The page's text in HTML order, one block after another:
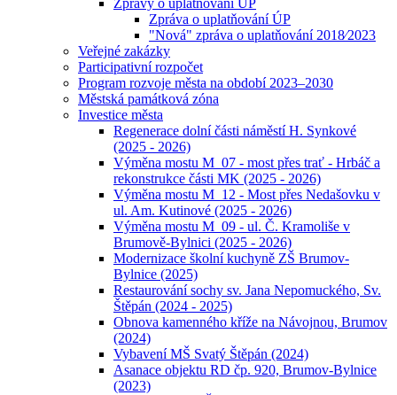
Zprávy o uplatňování ÚP
Zpráva o uplatňování ÚP
"Nová" zpráva o uplatňování 2018⁄2023
Veřejné zakázky
Participativní rozpočet
Program rozvoje města na období 2023–2030
Městská památková zóna
Investice města
Regenerace dolní části náměstí H. Synkové
(2025 - 2026)
Výměna mostu M_07 - most přes trať - Hrbáč a
rekonstrukce části MK (2025 - 2026)
Výměna mostu M_12 - Most přes Nedašovku v
ul. Am. Kutinové (2025 - 2026)
Výměna mostu M_09 - ul. Č. Kramoliše v
Brumově-Bylnici (2025 - 2026)
Modernizace školní kuchyně ZŠ Brumov-
Bylnice (2025)
Restaurování sochy sv. Jana Nepomuckého, Sv.
Štěpán (2024 - 2025)
Obnova kamenného kříže na Návojnou, Brumov
(2024)
Vybavení MŠ Svatý Štěpán (2024)
Asanace objektu RD čp. 920, Brumov-Bylnice
(2023)